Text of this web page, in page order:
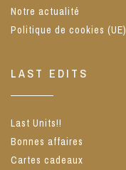
Notre actualité
Politique de cookies (UE)
LAST EDITS
Last Units!!
Bonnes affaires
Cartes cadeaux